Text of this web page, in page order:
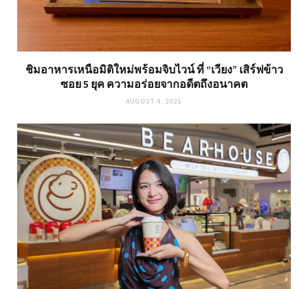
ชิมอาหารเหนือมิติใหม่พร้อมจิบไวน์ ที่ “เวียง” เสิร์ฟข้าว
ซอย 5 ยุค ความอร่อยจากอดีตถึงอนาคต
AUGUST 4, 2026